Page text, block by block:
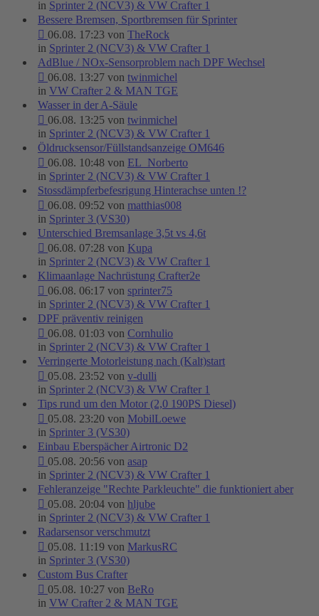
in Sprinter 2 (NCV3) & VW Crafter 1
Bessere Bremsen, Sportbremsen für Sprinter
06.08. 17:23 von TheRock
in Sprinter 2 (NCV3) & VW Crafter 1
AdBlue / NOx-Sensorproblem nach DPF Wechsel
06.08. 13:27 von twinmichel
in VW Crafter 2 & MAN TGE
Wasser in der A-Säule
06.08. 13:25 von twinmichel
in Sprinter 2 (NCV3) & VW Crafter 1
Öldrucksensor/Füllstandsanzeige OM646
06.08. 10:48 von EL_Norberto
in Sprinter 2 (NCV3) & VW Crafter 1
Stossdämpferbefesrigung Hinterachse unten !?
06.08. 09:52 von matthias008
in Sprinter 3 (VS30)
Unterschied Bremsanlage 3,5t vs 4,6t
06.08. 07:28 von Kupa
in Sprinter 2 (NCV3) & VW Crafter 1
Klimaanlage Nachrüstung Crafter2e
06.08. 06:17 von sprinter75
in Sprinter 2 (NCV3) & VW Crafter 1
DPF präventiv reinigen
06.08. 01:03 von Cornhulio
in Sprinter 2 (NCV3) & VW Crafter 1
Verringerte Motorleistung nach (Kalt)start
05.08. 23:52 von v-dulli
in Sprinter 2 (NCV3) & VW Crafter 1
Tips rund um den Motor (2,0 190PS Diesel)
05.08. 23:20 von MobilLoewe
in Sprinter 3 (VS30)
Einbau Eberspächer Airtronic D2
05.08. 20:56 von asap
in Sprinter 2 (NCV3) & VW Crafter 1
Fehleranzeige "Rechte Parkleuchte" die funktioniert aber
05.08. 20:04 von hljube
in Sprinter 2 (NCV3) & VW Crafter 1
Radarsensor verschmutzt
05.08. 11:19 von MarkusRC
in Sprinter 3 (VS30)
Custom Bus Crafter
05.08. 10:27 von BeRo
in VW Crafter 2 & MAN TGE